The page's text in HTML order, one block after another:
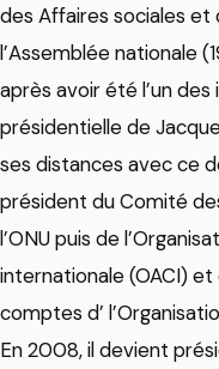
des Affaires sociales et
l’Assemblée nationale
après avoir été l’un
présidentielle de
ses distances avec ce
président du Comité
l’ONU puis de
internationale (OACI)
comptes d’
En 2008, il devient